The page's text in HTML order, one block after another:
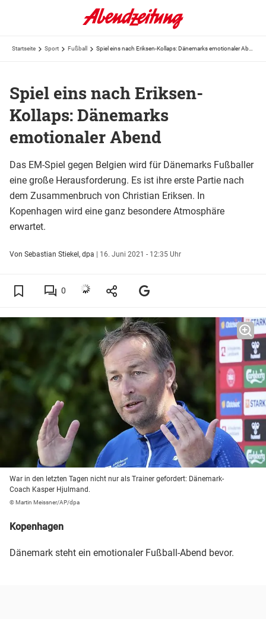
Startseite Sport Fußball
Spiel eins nach Eriksen-
Kollaps: Dänemarks
emotionaler Abend
Das EM-Spiel gegen Belgien wird für Dänemarks Fußballer
eine große Herausforderung. Es ist ihre erste Partie nach
dem Zusammenbruch von Christian Eriksen. In
Kopenhagen wird eine ganz besondere Atmosphäre
erwartet.
Von Sebastian Stiekel, dpa | 16. Juni 2021 - 12:35 Uhr
0
War in den letzten Tagen nicht nur als Trainer gefordert: Dänemark-
Coach Kasper Hjulmand.
© Martin Meissner/AP/dpa
Kopenhagen
Dänemark steht ein emotionaler Fußball-Abend bevor.